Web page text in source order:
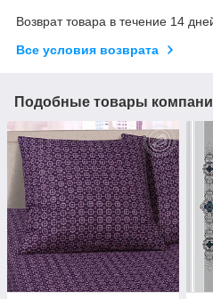
Возврат товара в течение 14
Все условия возврата
Подобные товары